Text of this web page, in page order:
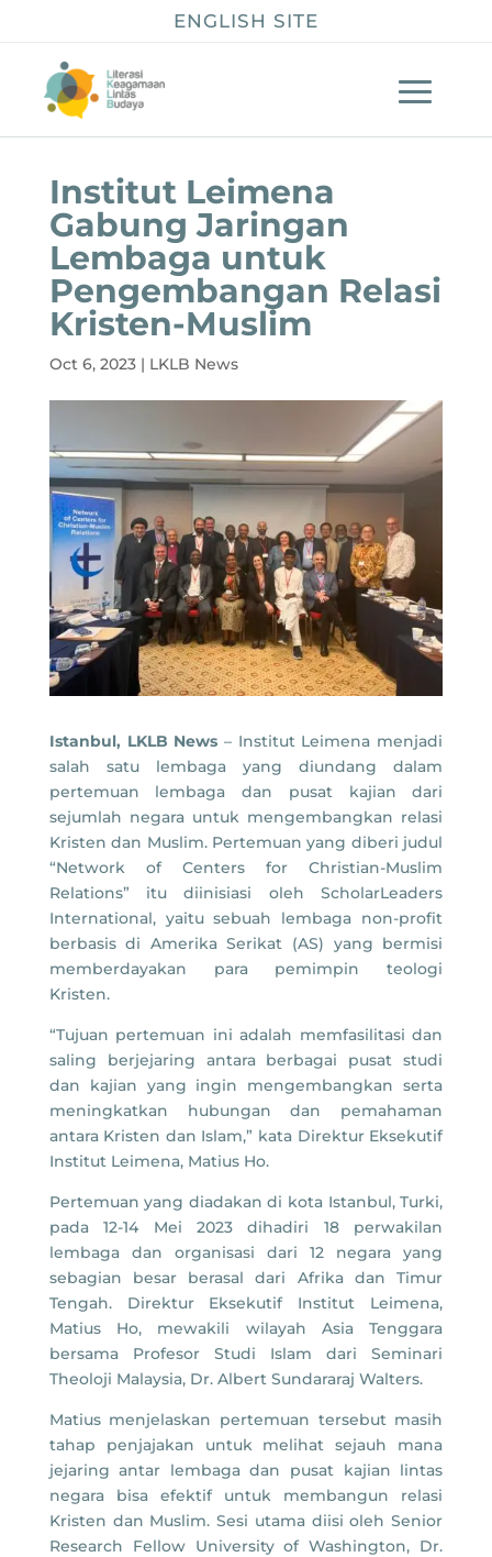
ENGLISH SITE
Institut Leimena
Gabung Jaringan
Lembaga untuk
Pengembangan Relasi
Kristen-Muslim
Oct 6, 2023| LKLB News
Istanbul, LKLB News – Institut Leimena menjadi
salah satu lembaga yang diundang dalam
pertemuan lembaga dan pusat kajian dari
sejumlah negara untuk mengembangkan relasi
Kristen dan Muslim. Pertemuan yang diberi judul
“Network of Centers for Christian-Muslim
Relations” itu diinisiasi oleh ScholarLeaders
International, yaitu sebuah lembaga non-profit
berbasis di Amerika Serikat (AS) yang bermisi
memberdayakan para pemimpin teologi
Kristen.
“Tujuan pertemuan ini adalah memfasilitasi dan
saling berjejaring antara berbagai pusat studi
dan kajian yang ingin mengembangkan serta
meningkatkan hubungan dan pemahaman
antara Kristen dan Islam,” kata Direktur Eksekutif
Institut Leimena, Matius Ho.
Pertemuan yang diadakan di kota Istanbul, Turki,
pada 12-14 Mei 2023 dihadiri 18 perwakilan
lembaga dan organisasi dari 12 negara yang
sebagian besar berasal dari Afrika dan Timur
Tengah. Direktur Eksekutif Institut Leimena,
Matius Ho, mewakili wilayah Asia Tenggara
bersama Profesor Studi Islam dari Seminari
Theoloji Malaysia, Dr. Albert Sundararaj Walters.
Matius menjelaskan pertemuan tersebut masih
tahap penjajakan untuk melihat sejauh mana
jejaring antar lembaga dan pusat kajian lintas
negara bisa efektif untuk membangun relasi
Kristen dan Muslim. Sesi utama diisi oleh Senior
Research Fellow University of Washington, Dr.